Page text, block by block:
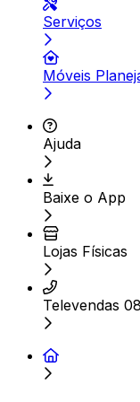
Serviços
Móveis
Ajuda
Baixe o App
Lojas Físicas
Televendas